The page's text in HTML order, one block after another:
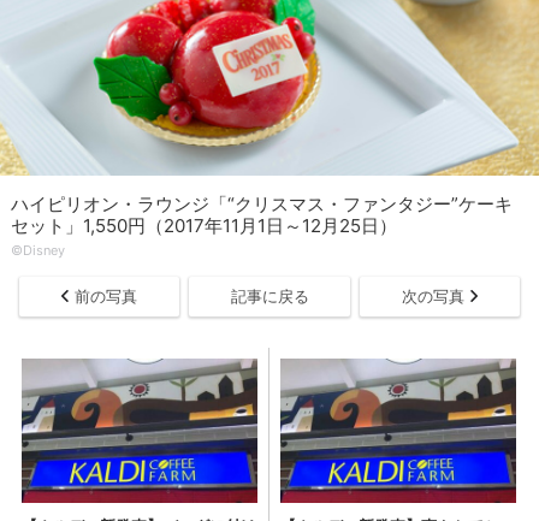
ハイピリオン・ラウンジ「“クリスマス・ファンタジー”ケーキ
セット」1,550円（2017年11月1日～12月25日）
©Disney
前の写真 記事に戻る 次の写真